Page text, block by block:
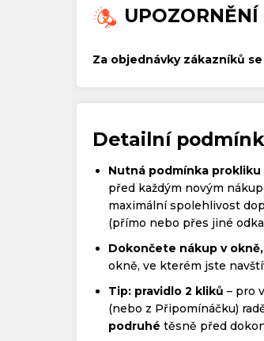
Za objednávky zákazníků
Detailní
Nutná podmínka prokliku
před každým novým
maximální spolehlivost
(přímo nebo přes jiné
Dokončete nákup v
okně, ve kterém jste
Tip: pravidlo 2 kliků – pro
(nebo z Připomínáčku)
podruhé těsně před